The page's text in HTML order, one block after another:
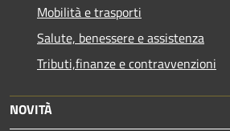
Mobilità e trasporti
Salute, benessere e assistenza
Tributi,finanze e contravvenzioni
NOVITÀ